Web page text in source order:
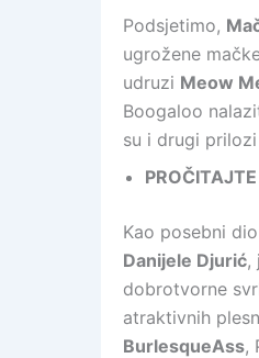
Podsjetimo,
ugrožene
udruzi Meow
Boogaloo
su i drugi
Kao posebni
Danijele Djurić,
dobrotvorne
atraktivnih
BurlesqueAss,